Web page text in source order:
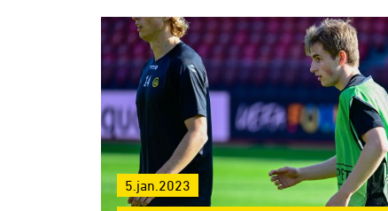
5.jan.2023